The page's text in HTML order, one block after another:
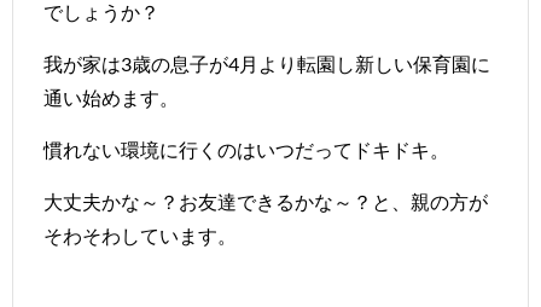
でしょうか？
我が家は3歳の息子が4月より転園し新しい保育園に
通い始めます。
慣れない環境に行くのはいつだってドキドキ。
大丈夫かな～？お友達できるかな～？と、親の方が
そわそわしています。